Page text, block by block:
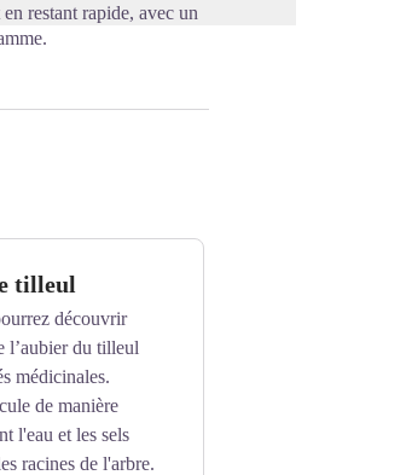
restant rapide, avec un
tilleul
découvrir
l’aubier du tilleul
médicinales.
de manière
l'eau et les sels
racines de l'arbre.